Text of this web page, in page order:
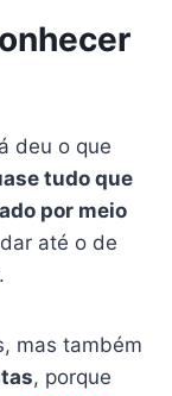
deu o que
tudo que
por meio
até o de
mas também
, porque